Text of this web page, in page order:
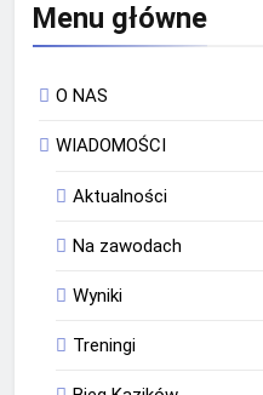
Menu główne
O NAS
WIADOMOŚCI
Aktualności
Na zawodach
Wyniki
Treningi